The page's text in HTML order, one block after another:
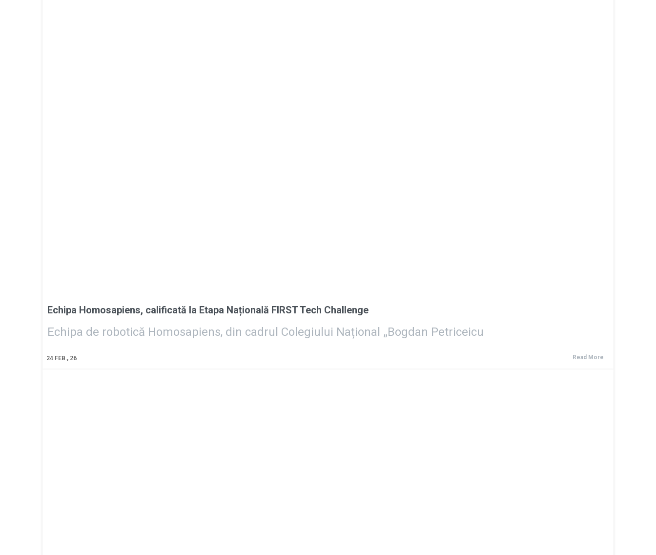
Echipa Homosapiens, calificată la Etapa Națională FIRST Tech Challenge
24 FEB., 26
Echipa de robotică Homosapiens, din cadrul Colegiului Național „Bogdan Petriceicu
Read More